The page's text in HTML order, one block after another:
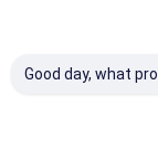
Good day, what